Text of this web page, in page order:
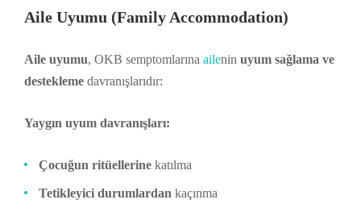
Aile Uyumu (Family Accommodation)
Aile uyumu, OKB semptomlarına ailenin uyum sağlama ve
destekleme davranışlarıdır:
Yaygın uyum davranışları:
Çocuğun ritüellerine katılma
Tetikleyici durumlardan kaçınma